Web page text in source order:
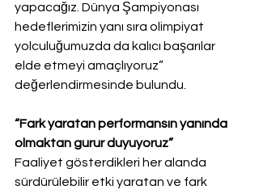
yapacağız. Dünya Şampiyonası
hedeflerimizin yanı sıra olimpiyat
yolculuğumuzda da kalıcı başarılar
elde etmeyi amaçlıyoruz”
değerlendirmesinde bulundu.
“Fark yaratan performansın yanında
olmaktan gurur duyuyoruz”
Faaliyet gösterdikleri her alanda
sürdürülebilir etki yaratan ve fark